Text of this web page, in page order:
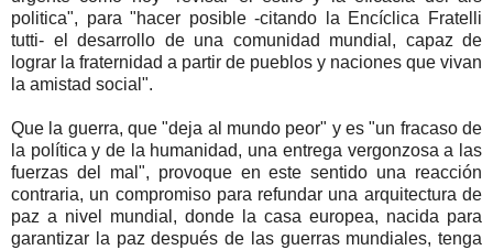
politica", para "hacer posible -citando la Encíclica Fratelli
tutti- el desarrollo de una comunidad mundial, capaz de
lograr la fraternidad a partir de pueblos y naciones que vivan
la amistad social".
Que la guerra, que "deja al mundo peor" y es "un fracaso de
la política y de la humanidad, una entrega vergonzosa a las
fuerzas del mal", provoque en este sentido una reacción
contraria, un compromiso para refundar una arquitectura de
paz a nivel mundial, donde la casa europea, nacida para
garantizar la paz después de las guerras mundiales, tenga